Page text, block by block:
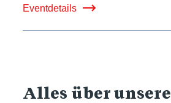
Eventdetails
Alles über unsere